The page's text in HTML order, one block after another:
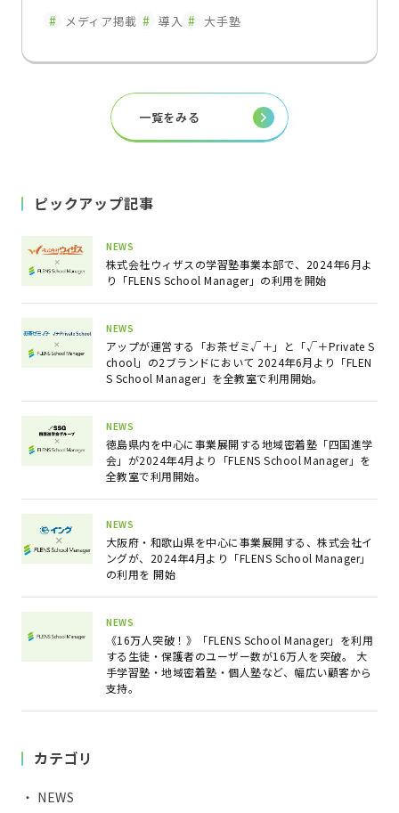
よる教室運営改革入退室連絡の遅延を解
メディア掲載 導入 大手塾
一覧をみる
ピックアップ記事
NEWS
株式会社ウィザスの学習塾事業本部で、2024年6月よ
り「FLENS School Manager」の利用を開始
NEWS
アップが運営する「お茶ゼミ√＋」と「√＋Private S
chool」の2ブランドにおいて 2024年6月より「FLEN
S School Manager」を全教室で利用開始。
NEWS
徳島県内を中心に事業展開する地域密着塾「四国進学
会」が2024年4月より「FLENS School Manager」を
全教室で利用開始。
NEWS
大阪府・和歌山県を中心に事業展開する、株式会社イ
ングが、2024年4月より「FLENS School Manager」
の利用を 開始
NEWS
《16万人突破！》「FLENS School Manager」を利用
する生徒・保護者のユーザー数が16万人を突破。 大
手学習塾・地域密着塾・個人塾など、幅広い顧客から
支持。
カテゴリ
・ NEWS